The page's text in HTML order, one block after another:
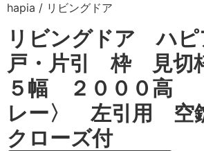
hapia / リビングドア
リビングドア ハ
戸・片引 枠 見切
５幅 ２０００高
レー〉 左引用 空
クローズ付